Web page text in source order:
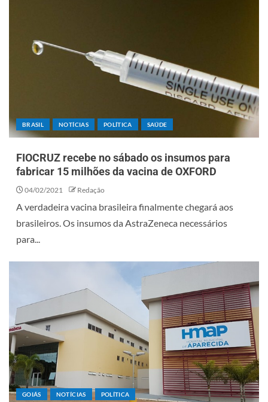
BRASIL NOTÍCIAS POLÍTICA SAÚDE
FIOCRUZ recebe no sábado os insumos para
fabricar 15 milhões da vacina de OXFORD
04/02/2021 Redação
A verdadeira vacina brasileira finalmente chegará aos
brasileiros. Os insumos da AstraZeneca necessários
para...
GOIÁS NOTÍCIAS POLÍTICA